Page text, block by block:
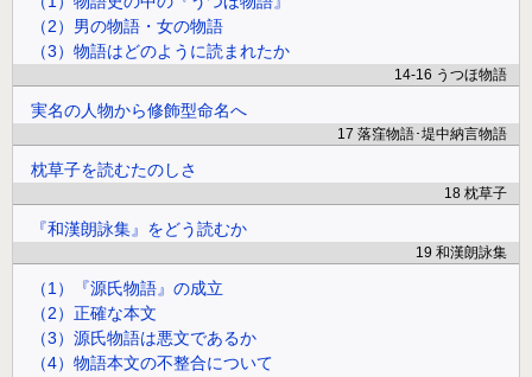
（2）男の物語・女の物語
（3）物語はどのように読まれたか
14-16 うつほ物語
実名の人物から修飾型命名へ
17 落窪物語･堤中納言物語
枕草子を読むたのしさ
18 枕草子
『和漢朗詠集』をどう読むか
19 和漢朗詠集
（1）『源氏物語』の成立
（2）正確な本文
（3）源氏物語は悪文であるか
（4）物語本文の不整合について